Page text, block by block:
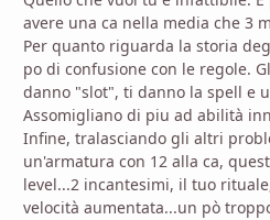
avere una ca nella media che 3
Per quanto riguarda la storia
po di confusione con le regole.
danno "slot", ti danno la spell e
Assomigliano di piu ad abilità
Infine, tralasciando gli altri
un'armatura con 12 alla ca,
level...2 incantesimi, il tuo
velocità aumentata...un pò